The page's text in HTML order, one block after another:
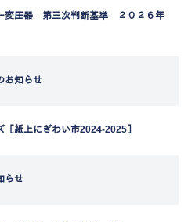
変圧器 第三次判断基準 ２０２６年
お知らせ
［紙上にぎわい市2024-2025］
らせ